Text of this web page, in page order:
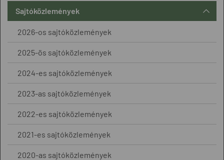
Sajtóközlemények
2026-os sajtóközlemények
2025-ös sajtóközlemények
2024-es sajtóközlemények
2023-as sajtóközlemények
2022-es sajtóközlemények
2021-es sajtóközlemények
2020-as sajtóközlemények